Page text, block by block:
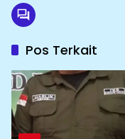
Pos Terkait